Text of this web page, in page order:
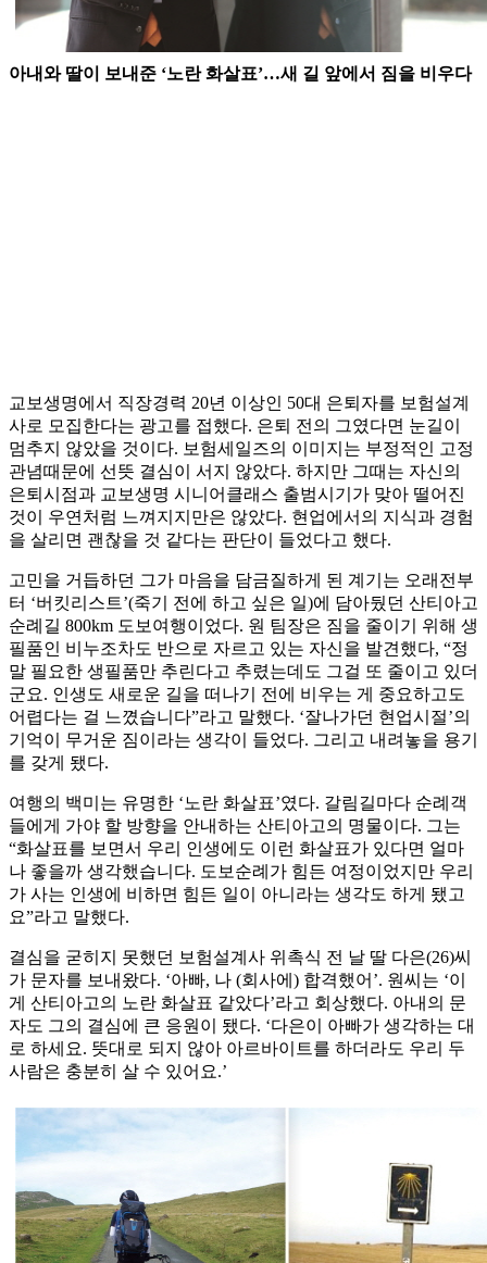
아내와 딸이 보내준 ‘노란 화살표’…새 길 앞에서 짐을 비우다
교보생명에서 직장경력 20년 이상인 50대 은퇴자를 보험설계
사로 모집한다는 광고를 접했다. 은퇴 전의 그였다면 눈길이
멈추지 않았을 것이다. 보험세일즈의 이미지는 부정적인 고정
관념때문에 선뜻 결심이 서지 않았다. 하지만 그때는 자신의
은퇴시점과 교보생명 시니어클래스 출범시기가 맞아 떨어진
것이 우연처럼 느껴지지만은 않았다. 현업에서의 지식과 경험
을 살리면 괜찮을 것 같다는 판단이 들었다고 했다.
고민을 거듭하던 그가 마음을 담금질하게 된 계기는 오래전부
터 ‘버킷리스트’(죽기 전에 하고 싶은 일)에 담아뒀던 산티아고
순례길 800km 도보여행이었다. 원 팀장은 짐을 줄이기 위해 생
필품인 비누조차도 반으로 자르고 있는 자신을 발견했다, “정
말 필요한 생필품만 추린다고 추렸는데도 그걸 또 줄이고 있더
군요. 인생도 새로운 길을 떠나기 전에 비우는 게 중요하고도
어렵다는 걸 느꼈습니다”라고 말했다. ‘잘나가던 현업시절’의
기억이 무거운 짐이라는 생각이 들었다. 그리고 내려놓을 용기
를 갖게 됐다.
여행의 백미는 유명한 ‘노란 화살표’였다. 갈림길마다 순례객
들에게 가야 할 방향을 안내하는 산티아고의 명물이다. 그는
“화살표를 보면서 우리 인생에도 이런 화살표가 있다면 얼마
나 좋을까 생각했습니다. 도보순례가 힘든 여정이었지만 우리
가 사는 인생에 비하면 힘든 일이 아니라는 생각도 하게 됐고
요”라고 말했다.
결심을 굳히지 못했던 보험설계사 위촉식 전 날 딸 다은(26)씨
가 문자를 보내왔다. ‘아빠, 나 (회사에) 합격했어’. 원씨는 ‘이
게 산티아고의 노란 화살표 같았다’라고 회상했다. 아내의 문
자도 그의 결심에 큰 응원이 됐다. ‘다은이 아빠가 생각하는 대
로 하세요. 뜻대로 되지 않아 아르바이트를 하더라도 우리 두
사람은 충분히 살 수 있어요.’